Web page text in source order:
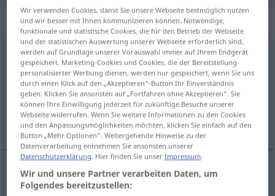
„Umrechnungskurs“: Maskulinum
Umrechnungskursm
Übersicht aller Übersetzungen
(Für mehr Details die Übersetzung anklicken/antippen)
curs de schimb
cursndeschimb Umrechnungskurs
Wir verwenden Cookies, damit Sie unsere Webseite bestmöglich nutzen
und wir besser mit Ihnen kommunizieren können. Notwendige,
funktionale und statistische Cookies, die für den Betrieb der Webseite
und der statistischen Auswertung unserer Webseite erforderlich sind,
werden auf Grundlage unserer Vorauswahl immer auf Ihrem Endgerät
gespeichert. Marketing-Cookies und Cookies, die der Bereitstellung
personalisierter Werbung dienen, werden nur gespeichert, wenn Sie uns
durch einen Klick auf den „Akzeptieren“-Button Ihr Einverständnis
geben. Klicken Sie ansonsten auf „Fortfahren ohne Akzeptieren“. Sie
können Ihre Einwilligung jederzeit für zukünftige Besuche unserer
Webseite widerrufen. Wenn Sie weitere Informationen zu den Cookies
und den Anpassungsmöglichkeiten möchten, klicken Sie einfach auf den
Button „Mehr Optionen“. Weitergehende Hinweise zu der
Datenverarbeitung entnehmen Sie ansonsten unserer
Datenschutzerklärung. Hier finden Sie unserImpressum.
Wir und unsere Partner verarbeiten Daten, um
Folgendes bereitzustellen: